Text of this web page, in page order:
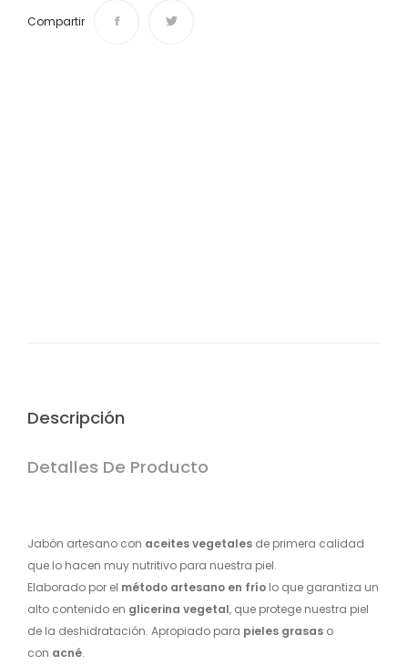
Compartir
Descripción
Detalles De Producto
Jabón artesano con aceites vegetales de primera calidad
que lo hacen muy nutritivo para nuestra piel.
Elaborado por el método artesano en frío lo que garantiza un
alto contenido en glicerina vegetal, que protege nuestra piel
de la deshidratación. Apropiado para pieles grasas o
con acné.